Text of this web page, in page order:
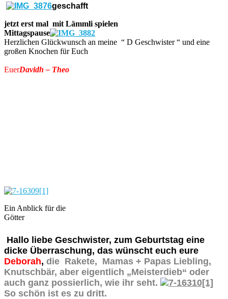
geschafft
jetzt erst mal mit Lämmli spielen
Mittagspause
Herzlichen Glückwunsch an meine “ D Geschwister “ und eine
großen Knochen für Euch
EuerDavidh – Theo
Ein Anblick für die
Götter
Hallo liebe Geschwister, zum Geburtstag eine
dicke Überraschung, das wünscht euch eure
Deborah, die Rakete, Mamas + Papas Liebling,
Knutschbär, aber eigentlich „Meisterdieb“ oder
auch ganz possierlich, wie ihr seht.
So schön ist es zu dritt.